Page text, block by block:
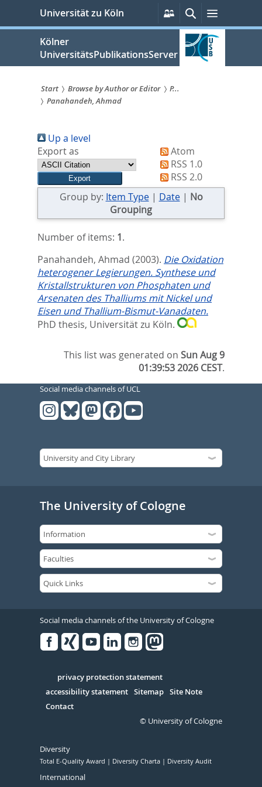
springen
Universität zu Köln
Persönliche
Services
SucheMenü
Kölner
UniversitätsPublikationsServer
Sie
sind
hier:
Start Browse by Author or Editor
P...
Panahandeh, Ahmad
Up a level
Export as
Atom
RSS 1.0
RSS 2.0
Group by: Item Type| Date| No
Grouping
Number of items: 1.
Panahandeh, Ahmad (2003). Die Oxidation
heterogener Legierungen. Synthese und
Kristallstrukturen von Phosphaten und
Arsenaten des Thalliums mit Nickel und
Eisen und Thallium-Bismut-Vanadaten.
PhD thesis, Universität zu Köln.
This list was generated onSun Aug 9
01:39:53 2026 CEST.
Social media channels of UCL
The University of Cologne
Social media channels of the University of Cologne
Serivce
privacy protection statement
accessibility statement Sitemap Site Note
Contact
© University of Cologne
Diversity
Total E-Quality Award Diversity Charta Diversity Audit
International